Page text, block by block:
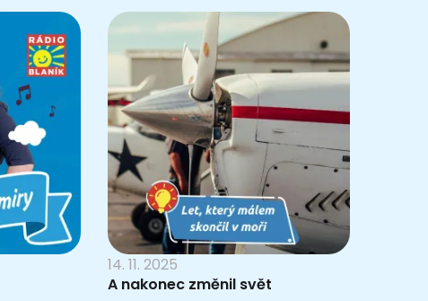
14. 11. 2025
A nakonec změnil svět